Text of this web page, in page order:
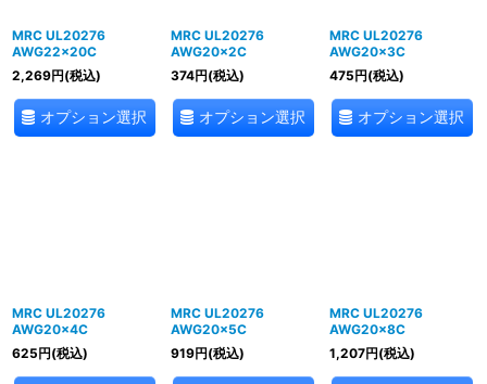
MRC UL20276
AWG22×20C
2,269円(税込)
オプション選択
MRC UL20276
AWG20×2C
374円(税込)
オプション選択
MRC UL20276
AWG20×3C
475円(税込)
オプション選択
MRC UL20276
AWG20×4C
625円(税込)
MRC UL20276
AWG20×5C
919円(税込)
MRC UL20276
AWG20×8C
1,207円(税込)